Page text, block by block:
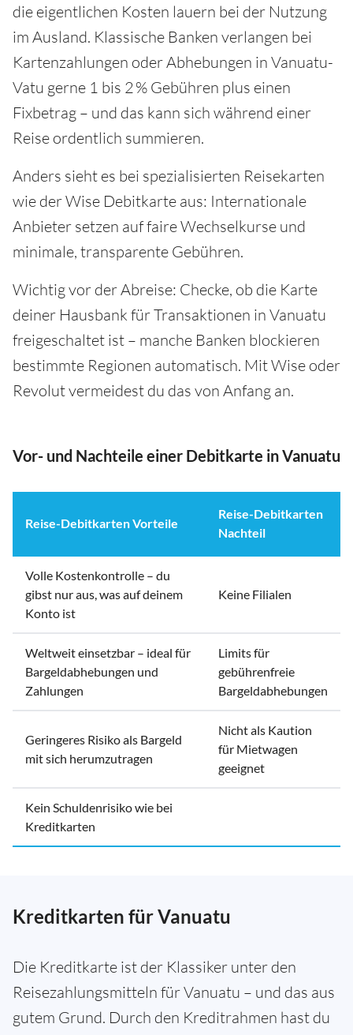
die eigentlichen Kosten lauern bei der Nutzung
im Ausland. Klassische Banken verlangen bei
Kartenzahlungen oder Abhebungen in Vanuatu-
Vatu gerne 1 bis 2 % Gebühren plus einen
Fixbetrag – und das kann sich während einer
Reise ordentlich summieren.
Anders sieht es bei spezialisierten Reisekarten
wie der Wise Debitkarte aus: Internationale
Anbieter setzen auf faire Wechselkurse und
minimale, transparente Gebühren.
Wichtig vor der Abreise: Checke, ob die Karte
deiner Hausbank für Transaktionen in Vanuatu
freigeschaltet ist – manche Banken blockieren
bestimmte Regionen automatisch. Mit Wise oder
Revolut vermeidest du das von Anfang an.
Vor- und Nachteile einer Debitkarte in Vanuatu
Reise-Debitkarten Vorteile
Reise-Debitkarten
Nachteil
Volle Kostenkontrolle – du
gibst nur aus, was auf deinem
Konto ist
Keine Filialen
Weltweit einsetzbar – ideal für
Bargeldabhebungen und
Zahlungen
Limits für
gebührenfreie
Bargeldabhebungen
Geringeres Risiko als Bargeld
mit sich herumzutragen
Nicht als Kaution
für Mietwagen
geeignet
Kein Schuldenrisiko wie bei
Kreditkarten
Kreditkarten für Vanuatu
Die Kreditkarte ist der Klassiker unter den
Reisezahlungsmitteln für Vanuatu – und das aus
gutem Grund. Durch den Kreditrahmen hast du